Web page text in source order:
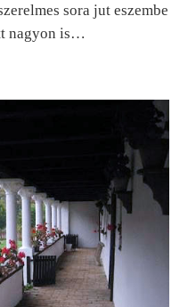
sora jut eszembe
nagyon is…